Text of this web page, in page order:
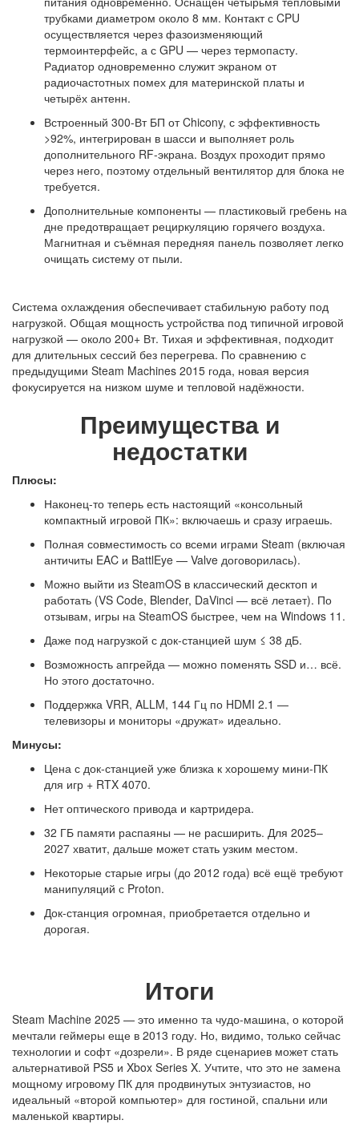
трубками диаметром около 8 мм. Контакт с CPU
осуществляется через фазоизменяющий
термоинтерфейс, а с GPU — через термопасту.
Радиатор одновременно служит экраном от
радиочастотных помех для материнской платы и
четырёх антенн.
Встроенный 300-Вт БП от Chicony, с эффективность
>92%, интегрирован в шасси и выполняет роль
дополнительного RF-экрана. Воздух проходит прямо
через него, поэтому отдельный вентилятор для блока не
требуется.
Дополнительные компоненты — пластиковый гребень на
дне предотвращает рециркуляцию горячего воздуха.
Магнитная и съёмная передняя панель позволяет легко
очищать систему от пыли.
Система охлаждения обеспечивает стабильную работу под
нагрузкой. Общая мощность устройства под типичной игровой
нагрузкой — около 200+ Вт. Тихая и эффективная, подходит
для длительных сессий без перегрева. По сравнению с
предыдущими Steam Machines 2015 года, новая версия
фокусируется на низком шуме и тепловой надёжности.
Преимущества и
недостатки
Плюсы:
Наконец-то теперь есть настоящий «консольный
компактный игровой ПК»: включаешь и сразу играешь.
Полная совместимость со всеми играми Steam (включая
античиты EAC и BattlEye — Valve договорилась).
Можно выйти из SteamOS в классический десктоп и
работать (VS Code, Blender, DaVinci — всё летает). По
отзывам, игры на SteamOS быстрее, чем на Windows 11.
Даже под нагрузкой с док-станцией шум ≤ 38 дБ.
Возможность апгрейда — можно поменять SSD и… всё.
Но этого достаточно.
Поддержка VRR, ALLM, 144 Гц по HDMI 2.1 —
телевизоры и мониторы «дружат» идеально.
Минусы:
Цена с док-станцией уже близка к хорошему мини-ПК
для игр + RTX 4070.
Нет оптического привода и картридера.
32 ГБ памяти распаяны — не расширить. Для 2025–
2027 хватит, дальше может стать узким местом.
Некоторые старые игры (до 2012 года) всё ещё требуют
манипуляций с Proton.
Док-станция огромная, приобретается отдельно и
дорогая.
Итоги
Steam Machine 2025 — это именно та чудо-машина, о которой
мечтали геймеры еще в 2013 году. Но, видимо, только сейчас
технологии и софт «дозрели». В ряде сценариев может стать
альтернативой PS5 и Xbox Series X. Учтите, что это не замена
мощному игровому ПК для продвинутых энтузиастов, но
идеальный «второй компьютер» для гостиной, спальни или
маленькой квартиры.